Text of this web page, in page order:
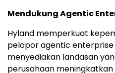
Mendukung Agentic
Hyland memperkuat
pelopor agentic
menyediakan landasan
perusahaan